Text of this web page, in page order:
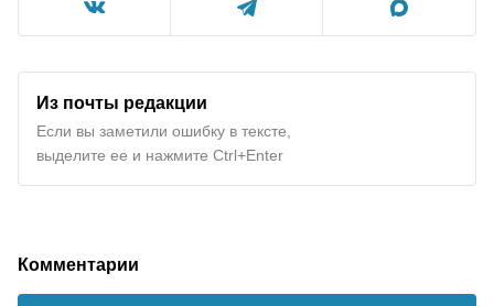
Из почты редакции
Если вы заметили ошибку в тексте,
выделите ее и нажмите Ctrl+Enter
Комментарии